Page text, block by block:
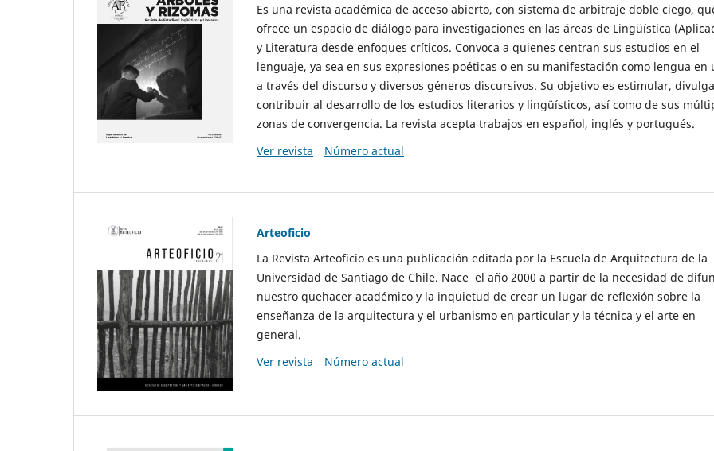
Es una revista académica de acceso abierto, con sistema de arbitraje doble ciego,
ofrece un espacio de diálogo para investigaciones en las áreas de Lingüística
y Literatura desde enfoques críticos. Convoca a quienes centran sus estudios en el
lenguaje, ya sea en sus expresiones poéticas o en su manifestación como lengua en
a través del discurso y diversos géneros discursivos. Su objetivo es estimular,
contribuir al desarrollo de los estudios literarios y lingüísticos, así como de sus
zonas de convergencia. La revista acepta trabajos en español, inglés y portugués.
Ver revista
Número actual
Arteoficio
La Revista Arteoficio es una publicación editada por la Escuela de Arquitectura de la
Universidad de Santiago de Chile. Nace el año 2000 a partir de la necesidad de
nuestro quehacer académico y la inquietud de crear un lugar de reflexión sobre la
enseñanza de la arquitectura y el urbanismo en particular y la técnica y el arte en
general.
Ver revista
Número actual